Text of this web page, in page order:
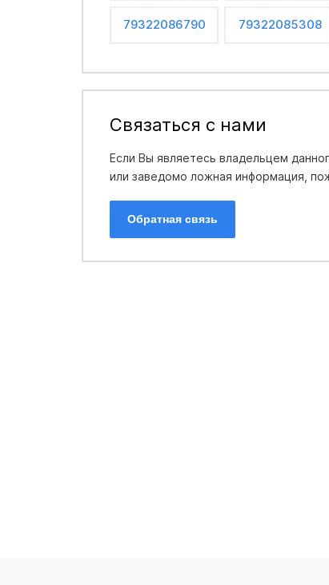
79322086790 79322085308
Связаться с нами
Если Вы являетесь владельцем
или заведомо ложная информация,
Обратная связь